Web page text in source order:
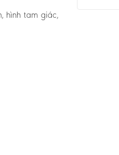
hình tam giác,